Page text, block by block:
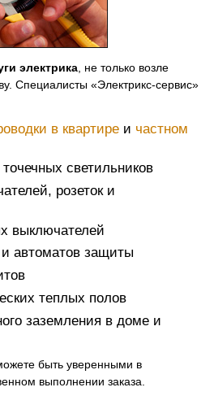
электрика , не только возле
Специалисты «Электрикс-сервис»
в квартире и частном
светильников
розеток и
выключателей
автоматов защиты
теплых полов
заземления в доме и
быть уверенными в
выполнении заказа.